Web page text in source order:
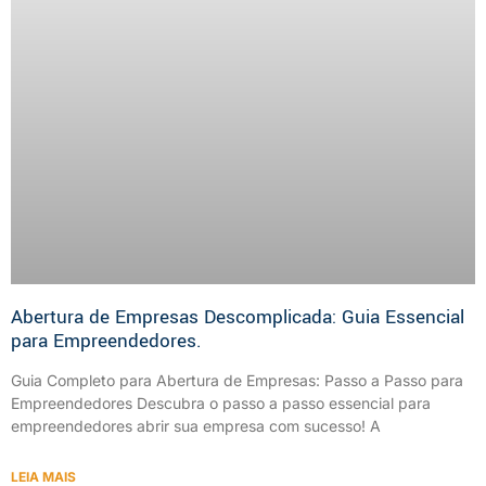
Abertura de Empresas Descomplicada: Guia Essencial
para Empreendedores.
Guia Completo para Abertura de Empresas: Passo a Passo para
Empreendedores Descubra o passo a passo essencial para
empreendedores abrir sua empresa com sucesso! A
LEIA MAIS